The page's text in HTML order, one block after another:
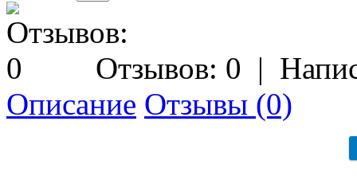
Отзывов: 0 |
Описание Отзывы (0)